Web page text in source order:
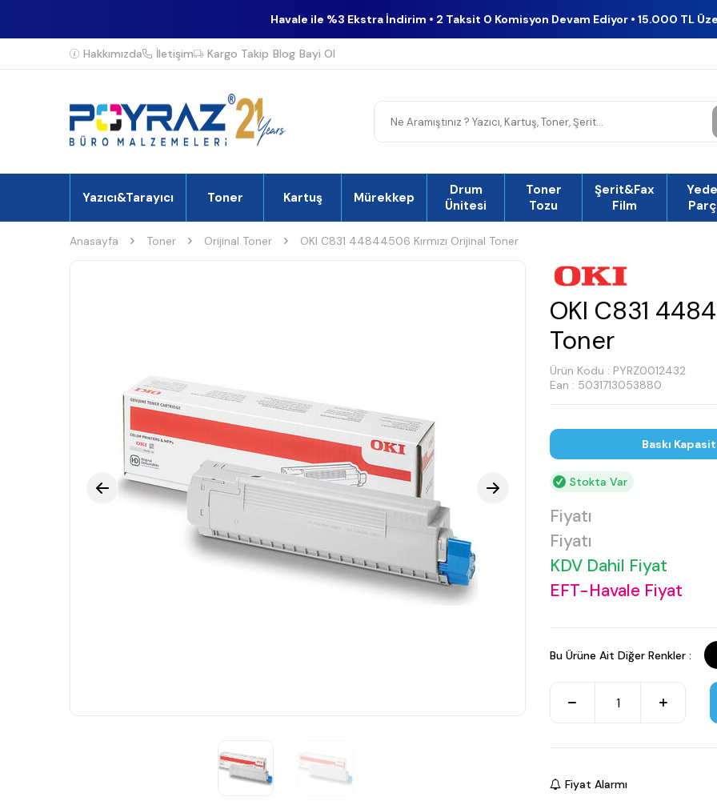
Havale ile %3 Ekstra İndirim • 2 Taksit 0 Komisyon Devam Ediyor • 15.000 TL
Hakkımızda İletişim Kargo Takip Blog Bayi Ol
Yazıcı&Tarayıcı Toner Kartuş Mürekkep
Drum
Ünitesi
Toner
Tozu
Şerit&Fax
Film
Anasayfa Toner Orijinal Toner OKI C831 44844506 Kırmızı Orijinal Toner
OKI C831
Toner
Ürün Kodu : PYRZ0012432
Ean : 5031713053880
Baskı
Stokta Var
Fiyatı
Fiyatı
KDV Dahil Fiyat
EFT-Havale Fiyat
Bu Ürüne Ait Diğer Renkler :
Fiyat Alarmı